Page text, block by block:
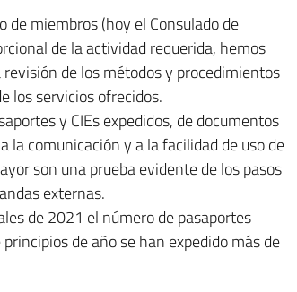
miembros (hoy el Consulado de
de la actividad requerida, hemos
de los métodos y procedimientos
los servicios ofrecidos.
y CIEs expedidos, de documentos
la comunicación y a la facilidad de uso de
son una prueba evidente de los pasos
externas.
de 2021 el número de pasaportes
de año se han expedido más de